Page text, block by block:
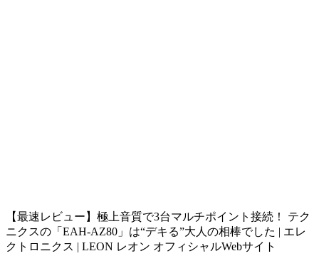
【最速レビュー】極上音質で3台マルチポイント接続！ テク
ニクスの「EAH-AZ80」は“デキる”大人の相棒でした | エレ
クトロニクス | LEON レオン オフィシャルWebサイト